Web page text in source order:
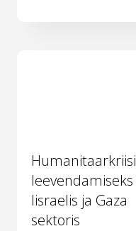
Humanitaarkriisi
leevendamiseks
Iisraelis ja Gaza
sektoris